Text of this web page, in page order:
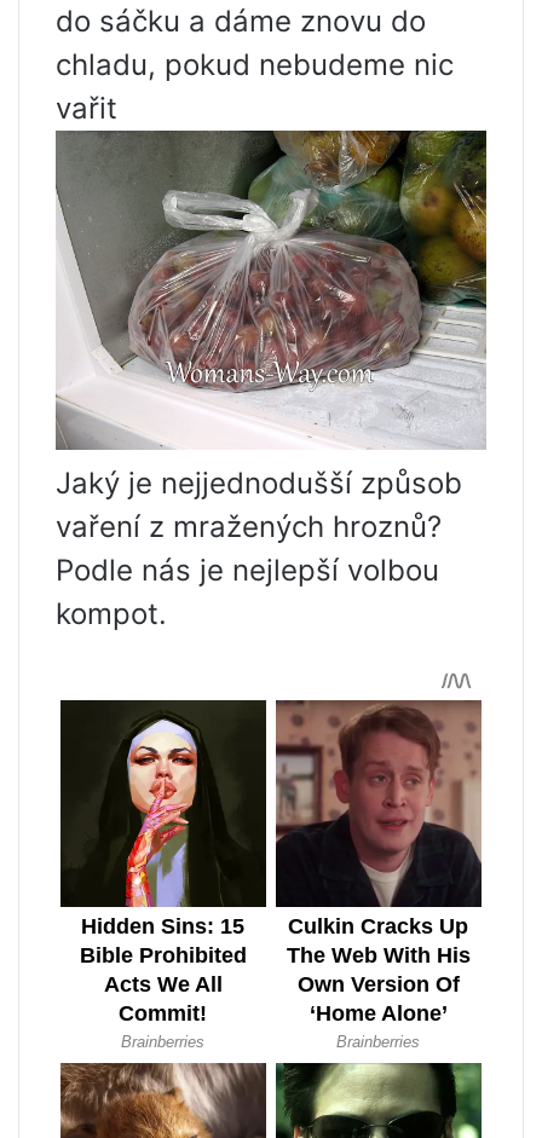
do sáčku a dáme znovu do
chladu, pokud nebudeme nic
vařit
Jaký je nejjednodušší způsob
vaření z mražených hroznů?
Podle nás je nejlepší volbou
kompot.